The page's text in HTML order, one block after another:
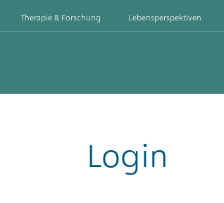
Therapie & Forschung Lebensperspektiven
Login